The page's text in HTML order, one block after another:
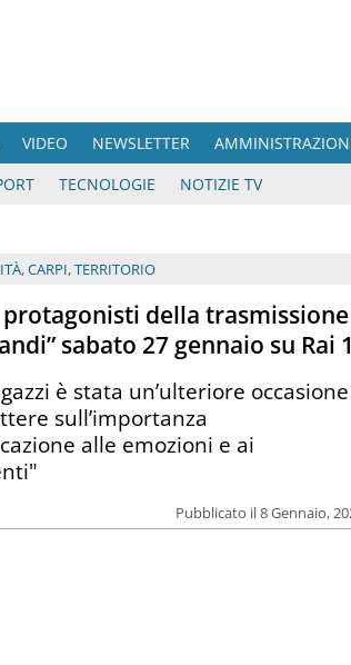
VIDEO NEWSLETTER
TECNOLOGIE NOTIZIE TV
,CARPI,TERRITORIO
protagonisti della trasmissione
sabato 27 gennaio su Rai 1
Pubblicato il 8 Gennaio,
è stata un’ulteriore occasione
sull’importanza
alle emozioni e ai